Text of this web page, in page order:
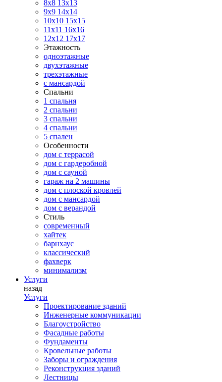
8х8 13х13
9х9 14х14
10х10 15х15
11x11 16х16
12х12 17х17
Этажность
одноэтажные
двухэтажные
трехэтажные
с мансардой
Спальни
1 спальня
2 спальни
3 спальни
4 спальни
5 спален
Особенности
дом с террасой
дом с гардеробной
дом с сауной
гараж на 2 машины
дом с плоской кровлей
дом с мансардой
дом с верандой
Стиль
современный
хайтек
барнхаус
классический
фахверк
минимализм
Услуги
назад
Услуги
Проектирование зданий
Инженерные коммуникации
Благоустройство
Фасадные работы
Фундаменты
Кровельные работы
Заборы и ограждения
Реконструкция зданий
Лестницы